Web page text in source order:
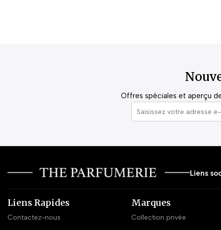
Offres spéciales et aperçu
Liens
Liens Rapides
Contactez-nous
Marques
Collection privée